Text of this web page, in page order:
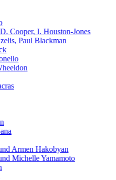
Cooper, I. Houston-Jones
Paul Blackman
Armen Hakobyan
Michelle Yamamoto